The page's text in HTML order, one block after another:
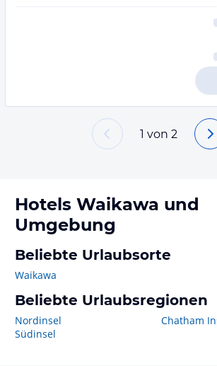
1 von 2
Hotels Waikawa und
Umgebung
Beliebte Urlaubsorte
Waikawa
Beliebte Urlaubsregionen
Nordinsel
Südinsel
Chatham